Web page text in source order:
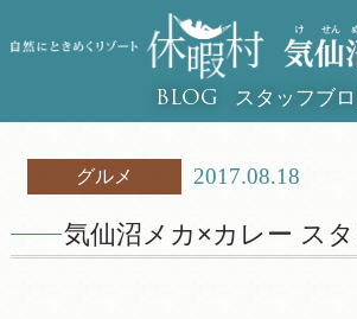
BLOG スタッフブ
グルメ 2017.08.18
気仙沼メカ×カレー ス